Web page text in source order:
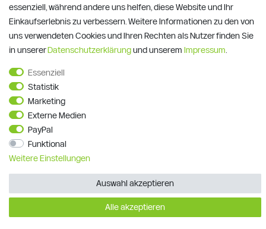
Alle Preise verstehen sich inkl. ges. MwSt. und zzgl.
© Copyright 2026 | Alle Rechte vorbehalten.
essenziell, während andere uns helfen, diese Website und Ihr
Einkaufserlebnis zu verbessern. Weitere Informationen zu den von
uns verwendeten Cookies und Ihren Rechten als Nutzer finden Sie
in unsererDaten­schutz­erklärungund unserem Impressum
Essenziell
Statistik
Marketing
Externe Medien
PayPal
Funktional
Weitere Einstellungen
Alle akzeptieren
Auswahl akzeptieren